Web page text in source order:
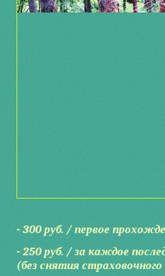
- 300 руб. / первое
- 250 руб. / за каждое
(без снятия